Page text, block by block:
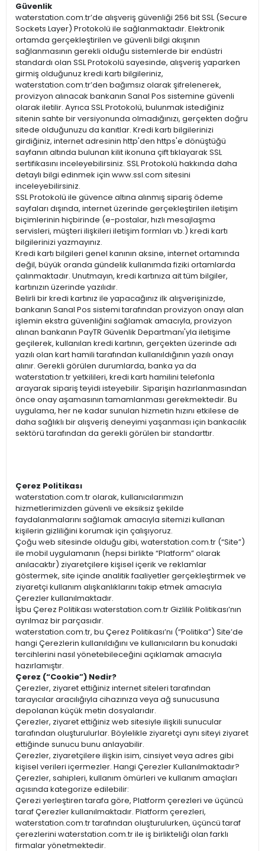
Güvenlik
waterstation.com.tr’de alışveriş güvenliği 256 bit SSL (Secure
Sockets Layer) Protokolü ile sağlanmaktadır. Elektronik
ortamda gerçekleştirilen ve güvenli bilgi akışının
sağlanmasının gerekli olduğu sistemlerde bir endüstri
standardı olan SSL Protokolü sayesinde, alışveriş yaparken
girmiş olduğunuz kredi kartı bilgileriniz,
waterstation.com.tr’den bağımsız olarak şifrelenerek,
provizyon alınacak bankanın Sanal Pos sistemine güvenli
olarak iletilir. Ayrıca SSL Protokolü, bulunmak istediğiniz
sitenin sahte bir versiyonunda olmadığınızı, gerçekten doğru
sitede olduğunuzu da kanıtlar. Kredi kartı bilgilerinizi
girdiğiniz, internet adresinin http'den https'e dönüştüğü
sayfanın altında bulunan kilit ikonuna çift tıklayarak SSL
sertifikasını inceleyebilirsiniz. SSL Protokolü hakkında daha
detaylı bilgi edinmek için www.ssl.com sitesini
inceleyebilirsiniz.
SSL Protokolü ile güvence altına alınmış sipariş ödeme
sayfaları dışında, internet üzerinde gerçekleştirilen iletişim
biçimlerinin hiçbirinde (e-postalar, hızlı mesajlaşma
servisleri, müşteri ilişkileri iletişim formları vb.) kredi kartı
bilgilerinizi yazmayınız.
Kredi kartı bilgileri genel kanının aksine, internet ortamında
değil, büyük oranda gündelik kullanımda fiziki ortamlarda
çalınmaktadır. Unutmayın, kredi kartınıza ait tüm bilgiler,
kartınızın üzerinde yazılıdır.
Belirli bir kredi kartınız ile yapacağınız ilk alışverişinizde,
bankanın Sanal Pos sistemi tarafından provizyon onayı alan
işlemin ekstra güvenliğini sağlamak amacıyla, provizyon
alınan bankanın PayTR Güvenlik Departmanı'yla iletişime
geçilerek, kullanılan kredi kartının, gerçekten üzerinde adı
yazılı olan kart hamili tarafından kullanıldığının yazılı onayı
alınır. Gerekli görülen durumlarda, banka ya da
waterstation.tr yetkilileri, kredi kartı hamilini telefonla
arayarak sipariş teyidi isteyebilir. Siparişin hazırlanmasından
önce onay aşamasının tamamlanması gerekmektedir. Bu
uygulama, her ne kadar sunulan hizmetin hızını etkilese de
daha sağlıklı bir alışveriş deneyimi yaşanması için bankacılık
sektörü tarafından da gerekli görülen bir standarttır.
Çerez Politikası
waterstation.com.tr olarak, kullanıcılarımızın
hizmetlerimizden güvenli ve eksiksiz şekilde
faydalanmalarını sağlamak amacıyla sitemizi kullanan
kişilerin gizliliğini korumak için çalışıyoruz.
Çoğu web sitesinde olduğu gibi, waterstation.com.tr (“Site”)
ile mobil uygulamanın (hepsi birlikte “Platform” olarak
anılacaktır) ziyaretçilere kişisel içerik ve reklamlar
göstermek, site içinde analitik faaliyetler gerçekleştirmek ve
ziyaretçi kullanım alışkanlıklarını takip etmek amacıyla
Çerezler kullanılmaktadır.
İşbu Çerez Politikası waterstation.com.tr Gizlilik Politikası’nın
ayrılmaz bir parçasıdır.
waterstation.com.tr, bu Çerez Politikası’nı (“Politika”) Site’de
hangi Çerezlerin kullanıldığını ve kullanıcıların bu konudaki
tercihlerini nasıl yönetebileceğini açıklamak amacıyla
hazırlamıştır.
Çerez (“Cookie”) Nedir?
Çerezler, ziyaret ettiğiniz internet siteleri tarafından
tarayıcılar aracılığıyla cihazınıza veya ağ sunucusuna
depolanan küçük metin dosyalarıdır.
Çerezler, ziyaret ettiğiniz web sitesiyle ilişkili sunucular
tarafından oluşturulurlar. Böylelikle ziyaretçi aynı siteyi ziyaret
ettiğinde sunucu bunu anlayabilir.
Çerezler, ziyaretçilere ilişkin isim, cinsiyet veya adres gibi
kişisel verileri içermezler. Hangi Çerezler Kullanılmaktadır?
Çerezler, sahipleri, kullanım ömürleri ve kullanım amaçları
açısında kategorize edilebilir:
Çerezi yerleştiren tarafa göre, Platform çerezleri ve üçüncü
taraf Çerezler kullanılmaktadır. Platform çerezleri,
waterstation.com.tr tarafından oluşturulurken, üçüncü taraf
çerezlerini waterstation.com.tr ile iş birlikteliği olan farklı
firmalar yönetmektedir.